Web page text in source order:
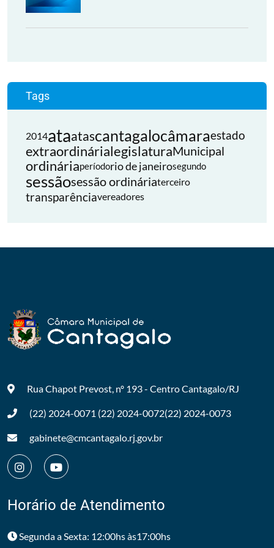
Tags
2014ataatascantagalocâmaraestado
extraordinárialegislaturaMunicipal
ordináriaperíodorio de janeirosegundo
sessãosessão ordináriaterceiro
transparênciavereadores
Rua Chapot Prevost, nº 193 - CentroCantagalo/RJ
(22) 2024-0071 (22) 2024-0072(22) 2024-0073
gabinete@cmcantagalo.rj.gov.br
Horário de Atendimento
Segunda a Sexta: 12:00hs às17:00hs